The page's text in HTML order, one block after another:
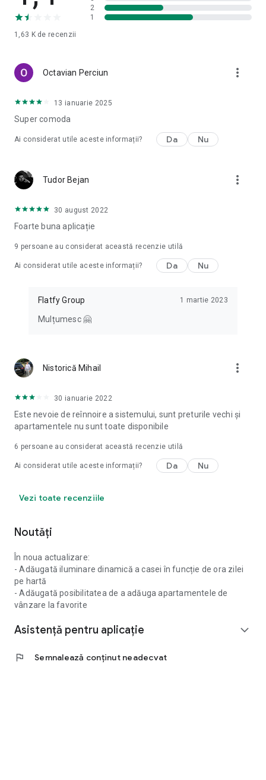
1,63 Kde recenzii
2
1
Octavian Perciun more_vert
13 ianuarie 2025
Super comoda
Ai considerat utile aceste informații? Da Nu
Tudor Bejan more_vert
30 august 2022
Foarte buna aplicație
9 persoane au considerat această recenzie utilă
Ai considerat utile aceste informații? Da Nu
Flatfy Group 1 martie 2023
Mulțumesc 🤗
Nistorică Mihail more_vert
30 ianuarie 2022
Este nevoie de reînnoire a sistemului, sunt preturile vechi și
apartamentele nu sunt toate disponibile
6 persoane au considerat această recenzie utilă
Ai considerat utile aceste informații? Da Nu
Vezi toate recenziile
Noutăți
În noua actualizare:
- Adăugată iluminare dinamică a casei în funcție de ora zilei
pe hartă
- Adăugată posibilitatea de a adăuga apartamentele de
vânzare la favorite
Asistență pentru aplicație expand_more
flag Semnalează conținut neadecvat